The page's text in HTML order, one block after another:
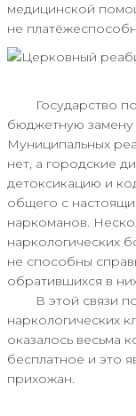
медицинской
не
Государство
бюджетную замену
Муниципальных
нет, а городские
детоксикацию и
общего с
наркоманов.
наркологических
не способны
обратившихся в
В этой связи
наркологических
оказалось весьма
бесплатное и это
прихожан.